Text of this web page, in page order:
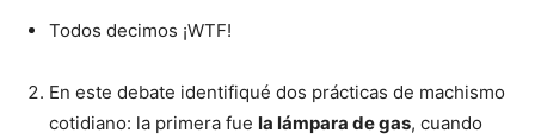
Todos decimos ¡WTF!
En este debate identifiqué dos prácticas de machismo
cotidiano: la primera fue la lámpara de gas, cuando